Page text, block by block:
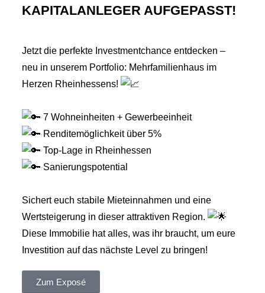
KAPITALANLEGER AUFGEPASST!
Jetzt die perfekte Investmentchance entdecken –
neu in unserem Portfolio: Mehrfamilienhaus im
Herzen Rheinhessens!
7 Wohneinheiten + Gewerbeeinheit
Renditemöglichkeit über 5%
Top-Lage in Rheinhessen
Sanierungspotential
Sichert euch stabile Mieteinnahmen und eine
Wertsteigerung in dieser attraktiven Region.
Diese Immobilie hat alles, was ihr braucht, um eure
Investition auf das nächste Level zu bringen!
Zum Exposé